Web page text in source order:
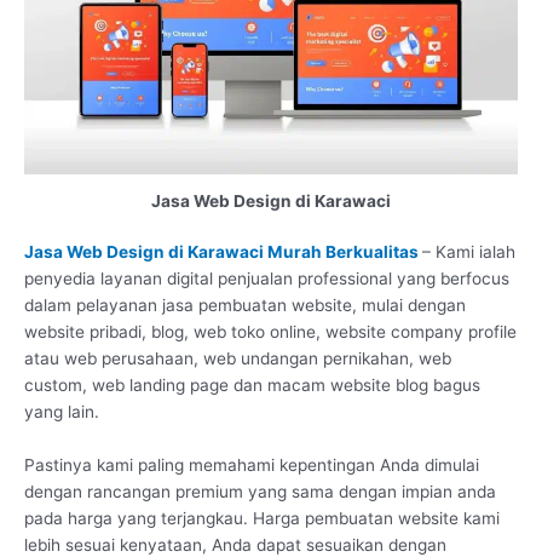
Jasa Web Design di Karawaci
Jasa Web Design di Karawaci Murah Berkualitas– Kami ialah
penyedia layanan digital penjualan professional yang berfocus
dalam pelayanan jasa pembuatan website, mulai dengan
website pribadi, blog, web toko online, website company profile
atau web perusahaan, web undangan pernikahan, web
custom, web landing page dan macam website blog bagus
yang lain.
Pastinya kami paling memahami kepentingan Anda dimulai
dengan rancangan premium yang sama dengan impian anda
pada harga yang terjangkau. Harga pembuatan website kami
lebih sesuai kenyataan, Anda dapat sesuaikan dengan